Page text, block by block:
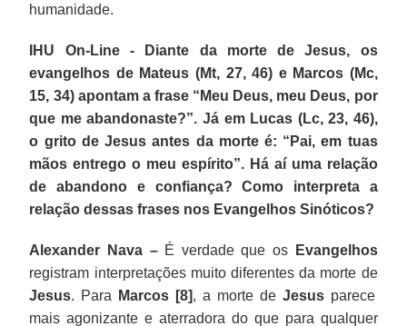
humanidade.
IHU On-Line - Diante da morte de Jesus, os
evangelhos de Mateus (Mt, 27, 46) e Marcos (Mc,
15, 34) apontam a frase “Meu Deus, meu Deus, por
que me abandonaste?”. Já em Lucas (Lc, 23, 46),
o grito de Jesus antes da morte é: “Pai, em tuas
mãos entrego o meu espírito”. Há aí uma relação
de abandono e confiança? Como interpreta a
relação dessas frases nos Evangelhos Sinóticos?
Alexander Nava –É verdade que os
Evangelhos
registram interpretações muito diferentes da morte de
Jesus. Para Marcos [8], a morte de Jesusparece
mais agonizante e aterradora do que para qualquer